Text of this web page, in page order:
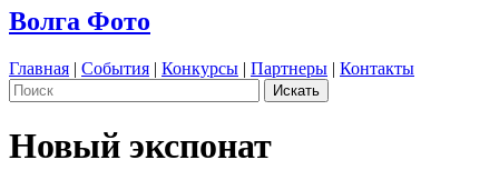
Волга Фото
Главная | События | Конкурсы | Партнеры | Контакты
Новый экспонат